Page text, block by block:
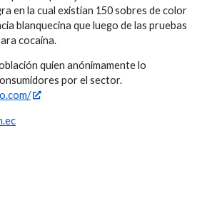
en la cual existían 150 sobres de color
blanquecina que luego de las pruebas
cocaína.
quien anónimamente lo
por el sector.